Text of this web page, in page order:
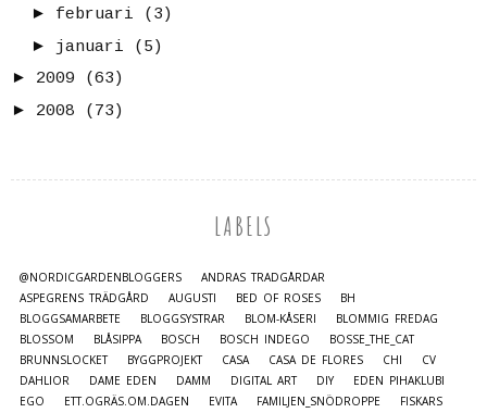
► februari
(3)
► januari
(5)
► 2009
(63)
► 2008 (73)
LABELS
@NORDICGARDENBLOGGERS
ANDRAS TRÄDGÅRDAR
ASPEGRENS TRÄDGÅRD
AUGUSTI BED OF ROSES
BH
BLOGGSAMARBETE
BLOGGSYSTRAR BLOM-KÅSERI
BLOMMIG FREDAG
BLOSSOM
BLÅSIPPA BOSCH BOSCH INDEGO
BOSSE_THE_CAT
BRUNNSLOCKET
BYGGPROJEKT CASA CASA DE FLORES CHI
CV
DAHLIOR
DAME EDEN DAMM DIGITAL ART DIY
EDEN PIHAKLUBI
EGO
ETT.OGRÄS.OM.DAGEN EVITA FAMILJEN_SNÖDROPPE
FISKARS